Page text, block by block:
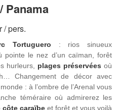
Panama
/ pers.
Tortuguero : rios sinueux
pointe le nez d’un caïman, forêt
hurleurs, plages préservées où
Changement de décor avec
: à l’ombre de l’Arenal vous
téméraire où admirerez les
côte caraïbe et forêt et vous voilà